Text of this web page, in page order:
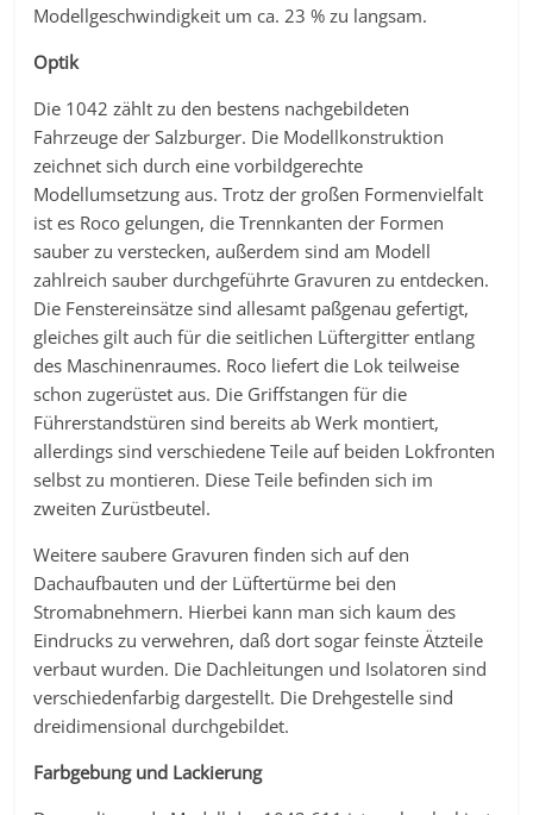
Modellgeschwindigkeit um ca. 23 % zu langsam.
Optik
Die 1042 zählt zu den bestens nachgebildeten
Fahrzeuge der Salzburger. Die Modellkonstruktion
zeichnet sich durch eine vorbildgerechte
Modellumsetzung aus. Trotz der großen Formenvielfalt
ist es Roco gelungen, die Trennkanten der Formen
sauber zu verstecken, außerdem sind am Modell
zahlreich sauber durchgeführte Gravuren zu entdecken.
Die Fenstereinsätze sind allesamt paßgenau gefertigt,
gleiches gilt auch für die seitlichen Lüftergitter entlang
des Maschinenraumes. Roco liefert die Lok teilweise
schon zugerüstet aus. Die Griffstangen für die
Führerstandstüren sind bereits ab Werk montiert,
allerdings sind verschiedene Teile auf beiden Lokfronten
selbst zu montieren. Diese Teile befinden sich im
zweiten Zurüstbeutel.
Weitere saubere Gravuren finden sich auf den
Dachaufbauten und der Lüftertürme bei den
Stromabnehmern. Hierbei kann man sich kaum des
Eindrucks zu verwehren, daß dort sogar feinste Ätzteile
verbaut wurden. Die Dachleitungen und Isolatoren sind
verschiedenfarbig dargestellt. Die Drehgestelle sind
dreidimensional durchgebildet.
Farbgebung und Lackierung